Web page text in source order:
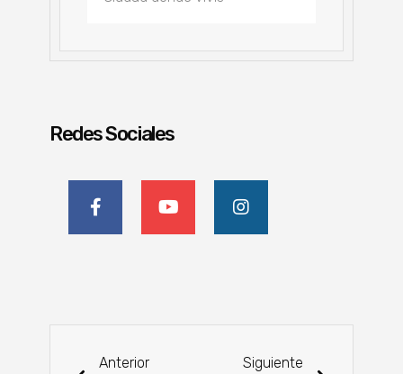
Redes Sociales
Anterior Siguiente